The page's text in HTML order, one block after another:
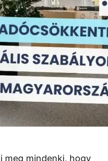
meg mindenki, hogy